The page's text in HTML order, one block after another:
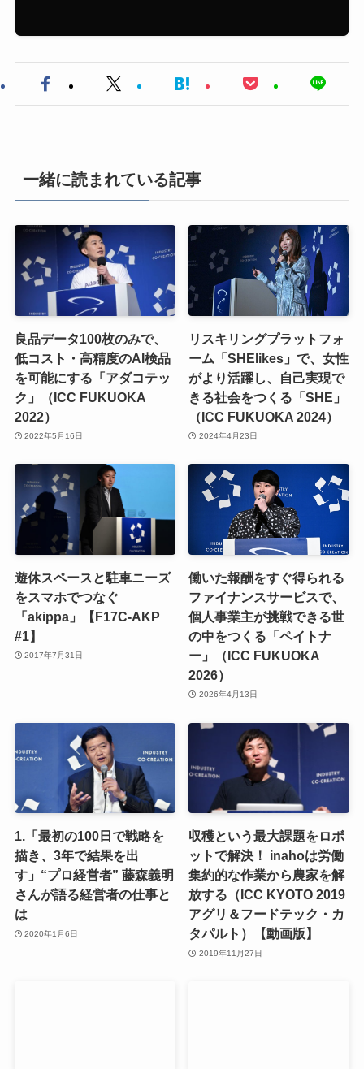
一緒に読まれている記事
良品データ100枚のみで、
低コスト・高精度のAI検品
を可能にする「アダコテッ
ク」（ICC FUKUOKA
2022）
2022年5月16日
リスキリングプラットフォ
ーム「SHElikes」で、女性
がより活躍し、自己実現で
きる社会をつくる「SHE」
（ICC FUKUOKA 2024）
2024年4月23日
遊休スペースと駐車ニーズ
をスマホでつなぐ
「akippa」【F17C-AKP
#1】
2017年7月31日
働いた報酬をすぐ得られる
ファイナンスサービスで、
個人事業主が挑戦できる世
の中をつくる「ペイトナ
ー」（ICC FUKUOKA
2026）
2026年4月13日
1.「最初の100日で戦略を
描き、3年で結果を出
す」“プロ経営者” 藤森義明
さんが語る経営者の仕事と
は
2020年1月6日
収穫という最大課題をロボ
ットで解決！ inahoは労働
集約的な作業から農家を解
放する（ICC KYOTO 2019
アグリ＆フードテック・カ
タパルト）【動画版】
2019年11月27日